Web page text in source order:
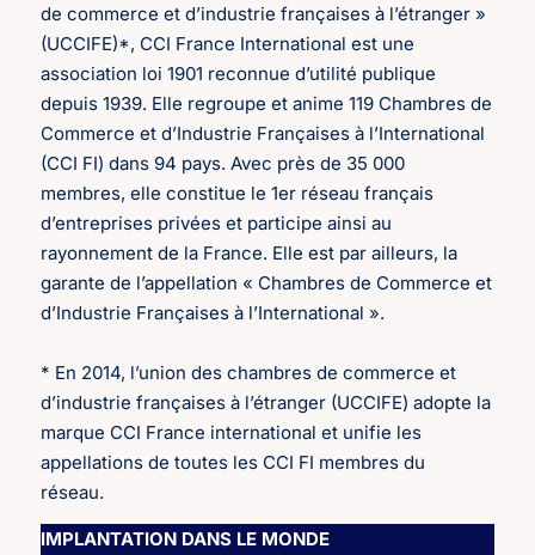
de commerce et d’industrie françaises à l’étranger »
(UCCIFE)*, CCI France International est une
association loi 1901 reconnue d’utilité publique
depuis 1939. Elle regroupe et anime 119 Chambres de
Commerce et d’Industrie Françaises à l’International
(CCI FI) dans 94 pays. Avec près de 35 000
membres, elle constitue le 1er réseau français
d’entreprises privées et participe ainsi au
rayonnement de la France. Elle est par ailleurs, la
garante de l’appellation « Chambres de Commerce et
d’Industrie Françaises à l’International ».
* En 2014, l’union des chambres de commerce et
d’industrie françaises à l’étranger (UCCIFE) adopte la
marque CCI France international et unifie les
appellations de toutes les CCI FI membres du
réseau.
IMPLANTATION DANS LE MONDE